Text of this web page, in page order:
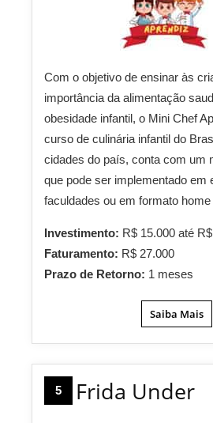
Com o objetivo de ensinar às
importância da alimentação
obesidade infantil, o Mini Chef
curso de culinária infantil do
cidades do país, conta com um
que pode ser implementado em
faculdades ou em formato home
Investimento: R$ 15.000 até
Faturamento: R$ 27.000
Prazo de Retorno: 1 meses
Saiba Mais
5 Frida Under